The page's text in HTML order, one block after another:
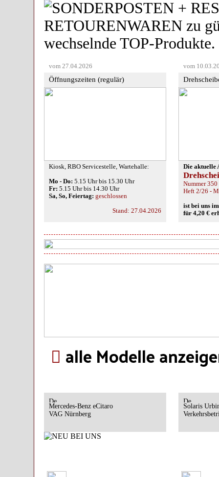
vom 27.04.2026
Öffnungszeiten (regulär)
Kiosk, RBO Servicestelle, Wartehalle:
Mo - Do: 5.15 Uhr bis 15.30 Uhr
Fr: 5.15 Uhr bis 14.30 Uhr
Sa, So, Feiertag: geschlossen
Stand: 27.04.2026
vom
Die aktuelle
Nummer 350
Heft 2/26 -
ist bei uns
für 4,20 €
alle Modelle
Mercedes-Benz eCitaro
VAG Nürnberg
Solaris